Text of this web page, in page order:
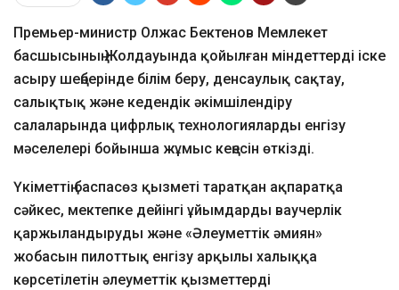
Премьер-министр Олжас Бектенов Мемлекет
басшысының Жолдауында қойылған міндеттерді іске
асыру шеңберінде білім беру, денсаулық сақтау,
салықтық және кедендік әкімшілендіру
салаларында цифрлық технологияларды енгізу
мәселелері бойынша жұмыс кеңесін өткізді.
Үкіметтің баспасөз қызметі таратқан ақпаратқа
сәйкес, мектепке дейінгі ұйымдарды ваучерлік
қаржыландыруды және «Әлеуметтік әмиян»
жобасын пилоттық енгізу арқылы халыққа
көрсетілетін әлеуметтік қызметтерді